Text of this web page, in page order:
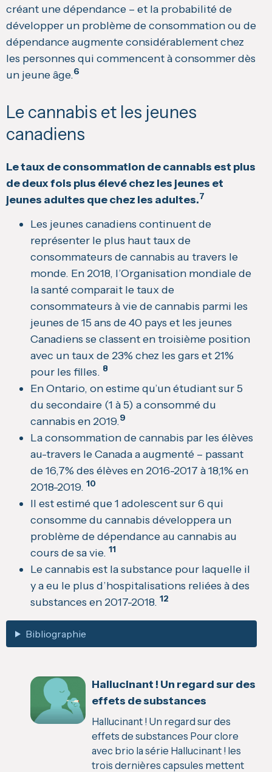
créant une dépendance – et la probabilité de
développer un problème de consommation ou de
dépendance augmente considérablement chez
les personnes qui commencent à consommer dès
un jeune âge.6
Le cannabis et les jeunes
canadiens
Le taux de consommation de cannabis est plus
de deux fois plus élevé chez les jeunes et
jeunes adultes que chez les adultes.7
Les jeunes canadiens continuent de
représenter le plus haut taux de
consommateurs de cannabis au travers le
monde. En 2018, l’Organisation mondiale de
la santé comparait le taux de
consommateurs à vie de cannabis parmi les
jeunes de 15 ans de 40 pays et les jeunes
Canadiens se classent en troisième position
avec un taux de 23% chez les gars et 21%
pour les filles. 8
En Ontario, on estime qu’un étudiant sur 5
du secondaire (1 à 5) a consommé du
cannabis en 2019.9
La consommation de cannabis par les élèves
au-travers le Canada a augmenté – passant
de 16,7% des élèves en 2016-2017 à 18,1% en
2018-2019. 10
Il est estimé que 1 adolescent sur 6 qui
consomme du cannabis développera un
problème de dépendance au cannabis au
cours de sa vie. 11
Le cannabis est la substance pour laquelle il
y a eu le plus d’hospitalisations reliées à des
substances en 2017-2018. 12
Bibliographie
Hallucinant ! Un regard sur des
effets de substances
Hallucinant ! Un regard sur des
effets de substances Pour clore
avec brio la série Hallucinant ! les
trois dernières capsules mettent